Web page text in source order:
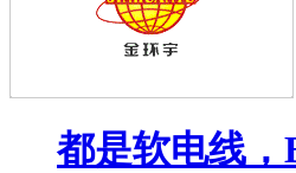
都是软电线